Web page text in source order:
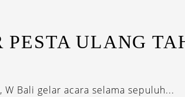
ULANG
Bali gelar acara selama sepuluh...